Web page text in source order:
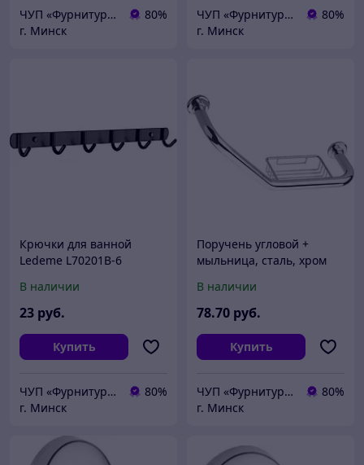
ЧУП «Фурнитурка-бай»
80%
г. Минск
ЧУП «Фурнитурка-бай»
80%
г. Минск
Крючки для ванной
Ledeme L70201В-6
черный
В наличии
23 руб.
Купить
ЧУП «Фурнитурка-бай»
80%
г. Минск
Поручень угловой +
мыльница, сталь, хром
В наличии
78.70 руб.
Купить
ЧУП «Фурнитурка-бай»
80%
г. Минск